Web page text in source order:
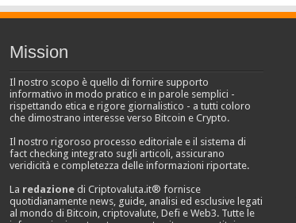
Mission
Il nostro scopo è quello di fornire supporto
informativo in modo pratico e in parole semplici -
rispettando etica e rigore giornalistico - a tutti coloro
che dimostrano interesse verso Bitcoin e Crypto.
Il nostro rigoroso processo editoriale e il sistema di
fact checking integrato sugli articoli, assicurano
veridicità e completezza delle informazioni riportate.
La redazionedi Criptovaluta.it® fornisce
quotidianamente news, guide, analisi ed esclusive legati
al mondo di Bitcoin, criptovalute, Defi e Web3. Tutte le